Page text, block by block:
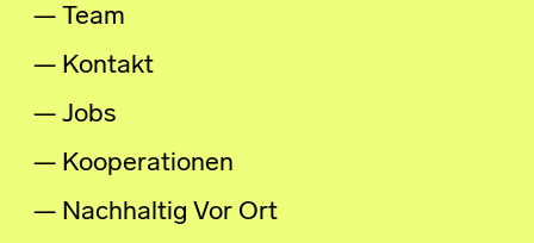
Team
Kontakt
Jobs
Kooperationen
Nachhaltig Vor Ort